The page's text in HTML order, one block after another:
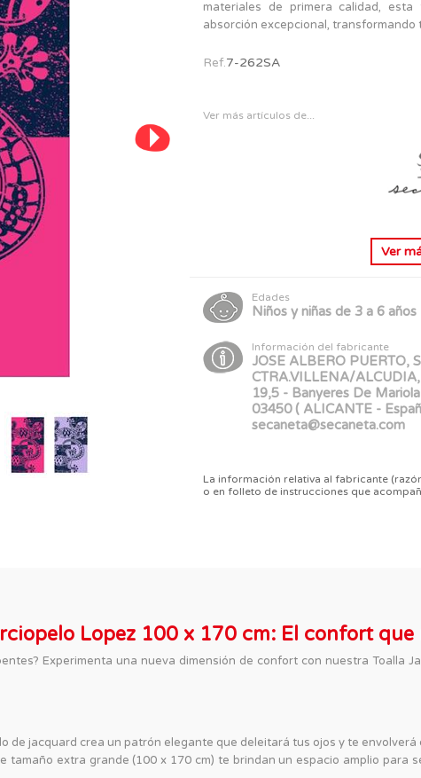
TODOS LOS JUGUETES
PERSONAJES
materiales de primera calidad,
absorción excepcional, transformando
Ref.7-262SA
Ver más artículos de...
Ver
Edades
Niños y niñas de 3 a 6 años
Información del fabricante
JOSE ALBERO PUERTO,
CTRA.VILLENA/
19,5 - Banyeres De
03450 ( ALICANTE -
secaneta@secaneta.com
La información relativa al fabricante
o en folleto de instrucciones que
Lopez 100 x 170 cm: El confort que
Experimenta una nueva dimensión de confort con nuestra Toalla
de jacquard crea un patrón elegante que deleitará tus ojos y te envolverá
tamaño extra grande (100 x 170 cm) te brindan un espacio amplio para